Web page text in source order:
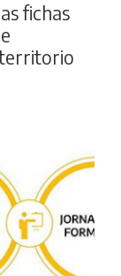
fichas